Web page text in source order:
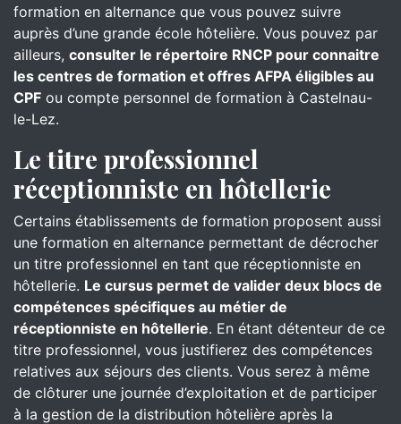
formation en alternance que vous pouvez suivre
auprès d’une grande école hôtelière. Vous pouvez par
ailleurs, consulter le répertoire RNCP pour connaitre
les centres de formation et offres AFPA éligibles au
CPF ou compte personnel de formation à Castelnau-
le-Lez.
Le titre professionnel
réceptionniste en hôtellerie
Certains établissements de formation proposent aussi
une formation en alternance permettant de décrocher
un titre professionnel en tant que réceptionniste en
hôtellerie. Le cursus permet de valider deux blocs de
compétences spécifiques au métier de
réceptionniste en hôtellerie. En étant détenteur de ce
titre professionnel, vous justifierez des compétences
relatives aux séjours des clients. Vous serez à même
de clôturer une journée d’exploitation et de participer
à la gestion de la distribution hôtelière après la